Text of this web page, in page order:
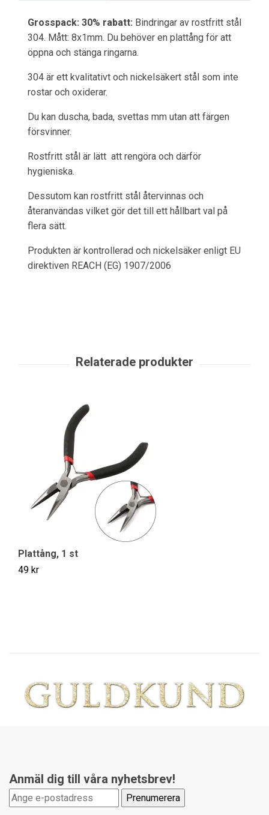
Grosspack: 30% rabatt: Bindringar av rostfritt stål
304. Mått: 8x1mm. Du behöver en plattång för att
öppna och stänga ringarna.
304 är ett kvalitativt och nickelsäkert stål som inte
rostar och oxiderar.
Du kan duscha, bada, svettas mm utan att färgen
försvinner.
Rostfritt stål är lätt att rengöra och därför
hygieniska.
Dessutom kan rostfritt stål återvinnas och
återanvändas vilket gör det till ett hållbart val på
flera sätt.
Produkten är kontrollerad och nickelsäker enligt EU
direktiven REACH (EG) 1907/2006
Plattång, 1 st
49 kr
Anmäl dig till våra nyhetsbrev!